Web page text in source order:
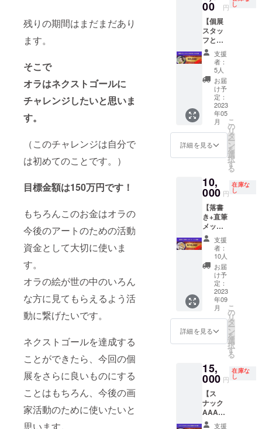
残りの期間はまだまだあり
ます。
そこで
オラはネクストゴールに
チャレンジしたいと思いま
す。
（このチャレンジは自分で
は初めてのことです。）
目標金額は150万円です！
もちろんこのお金はオラの
今後のアートのための活動
資金として大切に使いま
す。
オラの絵が世の中のいろん
な方に見てもらえるよう活
動に繋げたいです。
ネクストゴールを達成する
ことができたら、今回の個
展をさらに良いものにする
ことはもちろん、今後の画
家活動のために使いたいと
に充て
させて
いただ
きま
す。
送って
くださ
い。 い
ただい
たご支
援は会
場費用
に充て
させて
いただ
きま
す。 ・
AAA_c
han復活
個展の
裏話や
1でお食
事しな
しい時
間をす
ごしま
しょ
う。 (日
程：
2023年
7月ご
ろ 場
所：東
京駅近
郊) いた
ご支援
は会場
せてい
ただき
ます。
※ご記載
がない
場合は
システ
お手紙
を心を
込めて
お届け
いたし
ます。
※備考欄
に宛名
にした
いお名
前をご
記入く
ださ
い。 ※
備考欄
にご記
ステム
を通し
て確認
できる
お名前
にて対
応させ
ていた
だきま
す。 ※
送料込
みにな
りま
す。
00 円 し
【個展
スタッ
フとし
てお手
伝いで
きる
権】 個
展ス
タッフ
として
AAA_c
hanのお
手伝い
ができ
ます。
以下の
ら1日お
選びい
ただけ
ます。
会期：
5/20〜
5/22 時
間：11
時〜17
時 会
場：
SOCIAL
TOKYO
住所：
〒150-
0002 東
京都渋
谷1丁目
※備考欄
にお手
伝い可
能日
（第二
希望ま
で）を
支援
者：
5人
お届
け予
定：
2023
年05
月
詳細を見る
こ
の
リ
タ
ー
ン
を
選
択
す
る
10,
000 円
在庫な
し
【落書
き+直筆
メッ
セー
ジ ミ
ニ色
紙】
AAA_c
hanがミ
ニ色紙
に落書
きとサ
インを
してお
届けし
ます。
または
サイン
ぺんで
落書き
しま
す。 ど
んな落
支援
者：
10人
お届
け予
定：
2023
年09
月
詳細を見る
こ
の
リ
タ
ー
ン
を
選
択
す
る
15,
000 円
在庫な
し
【ス
ナック
AAA_c
hanに参
支援